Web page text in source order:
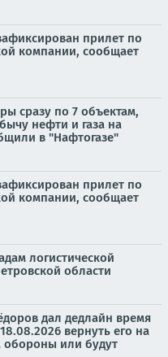
прилет по
компании, сообщает
сразу по 7 объектам,
нефти и газа на
в "Нафтогазе"
прилет по
компании, сообщает
логистической
области
дал дедлайн время
вернуть его на
обороны или будут